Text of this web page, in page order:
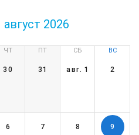
август 2026
ЧТ ПТ СБ ВС
30 31 авг. 1 2
6 7 8 9